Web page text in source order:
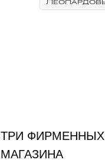
ТРИ ФИРМЕННЫХ
МАГАЗИНА